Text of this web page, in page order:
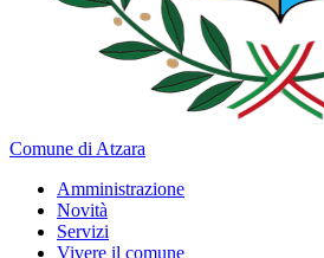
Comune di Atzara
Amministrazione
Novità
Servizi
Vivere il comune